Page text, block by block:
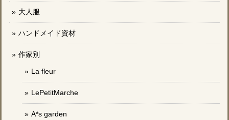
大人服
ハンドメイド資材
作家別
La fleur
LePetitMarche
A*s garden